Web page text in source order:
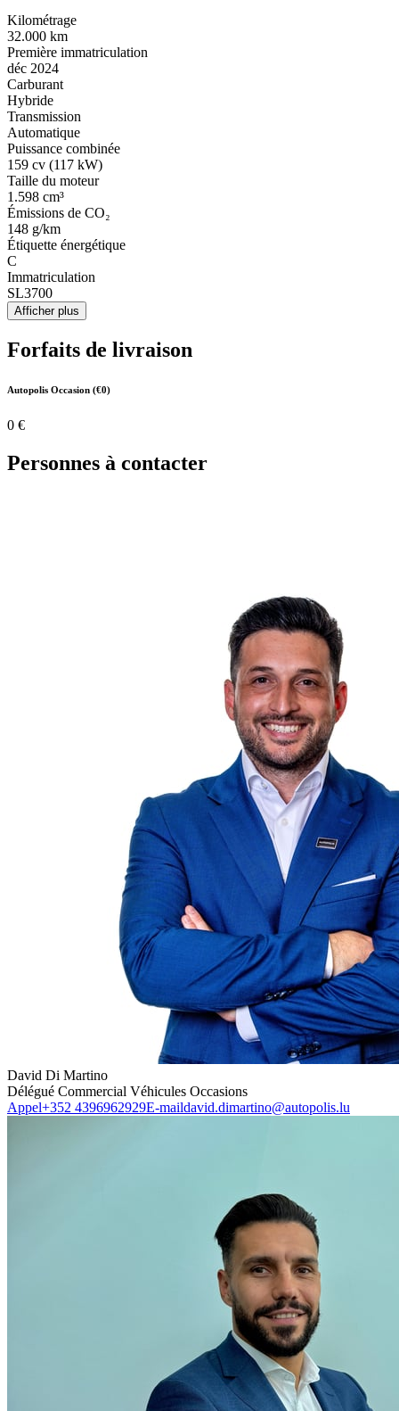
Kilométrage
32.000 km
Première immatriculation
déc 2024
Carburant
Hybride
Transmission
Automatique
Puissance combinée
159 cv (117 kW)
Taille du moteur
1.598 cm³
Émissions de CO₂
148 g/km
Étiquette énergétique
C
Immatriculation
SL3700
Afficher plus
Forfaits de livraison
Autopolis Occasion (€0)
0 €
Personnes à contacter
David Di Martino
Délégué Commercial Véhicules Occasions
Appel+352 4396962929E-maildavid.dimartino@autopolis.lu